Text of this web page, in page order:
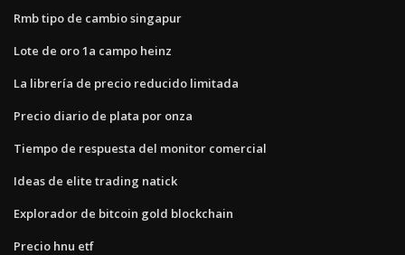
Rmb tipo de cambio singapur
Lote de oro 1a campo heinz
La librería de precio reducido limitada
Precio diario de plata por onza
Tiempo de respuesta del monitor comercial
Ideas de elite trading natick
Explorador de bitcoin gold blockchain
Precio hnu etf